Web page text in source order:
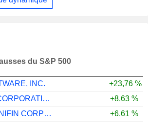
du S&P 500
INC.
+23,76 %
ALBEMARLE CORPORATION
+8,63 %
PARKER-HANNIFIN CORPORATION
+6,61 %